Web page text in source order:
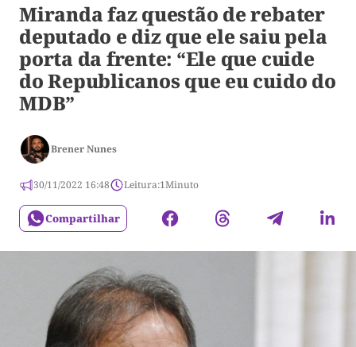
Miranda faz questão de rebater
deputado e diz que ele saiu pela
porta da frente: “Ele que cuide
do Republicanos que eu cuido do
MDB”
Brener Nunes
30/11/2022 16:48 Leitura:1Minuto
Compartilhar